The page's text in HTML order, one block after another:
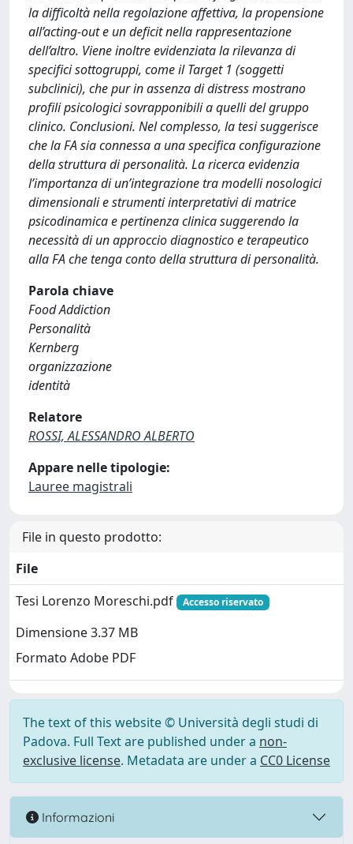
la difficoltà nella regolazione affettiva, la propensione
all’acting-out e un deficit nella rappresentazione
dell’altro. Viene inoltre evidenziata la rilevanza di
specifici sottogruppi, come il Target 1 (soggetti
subclinici), che pur in assenza di distress mostrano
profili psicologici sovrapponibili a quelli del gruppo
clinico. Conclusioni. Nel complesso, la tesi suggerisce
che la FA sia connessa a una specifica configurazione
della struttura di personalità. La ricerca evidenzia
l’importanza di un’integrazione tra modelli nosologici
dimensionali e strumenti interpretativi di matrice
psicodinamica e pertinenza clinica suggerendo la
necessità di un approccio diagnostico e terapeutico
alla FA che tenga conto della struttura di personalità.
Parola chiave
Food Addiction
Personalità
Kernberg
organizzazione
identità
Relatore
ROSSI, ALESSANDRO ALBERTO
Appare nelle tipologie:
Lauree magistrali
File in questo prodotto:
File
Tesi Lorenzo Moreschi.pdf
Accesso riservato
Dimensione 3.37 MB
Formato Adobe PDF
The text of this website © Università degli studi di
Padova. Full Text are published under a non-
exclusive license. Metadata are under a CC0 License
Informazioni